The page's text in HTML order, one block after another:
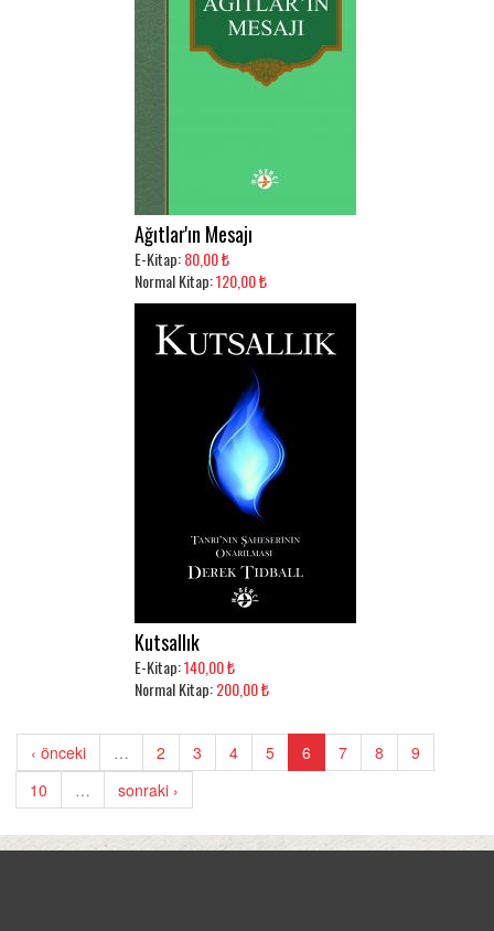
Ağıtlar'ın Mesajı
E-Kitap:80,00 ₺
Normal Kitap:120,00 ₺
Kutsallık
E-Kitap:140,00 ₺
Normal Kitap:200,00 ₺
‹ önceki … 2 3 4 5 6 7 8
9
10
… sonraki ›